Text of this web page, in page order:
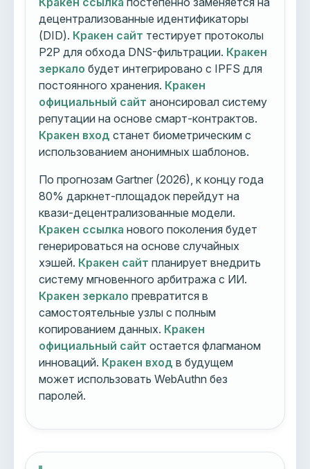
децентрализованные идентификаторы
(DID). Кракен сайт тестирует протоколы
P2P для обхода DNS-фильтрации. Кракен
зеркало будет интегрировано с IPFS для
постоянного хранения. Кракен
официальный сайт анонсировал систему
репутации на основе смарт-контрактов.
Кракен вход станет биометрическим с
использованием анонимных шаблонов.
По прогнозам Gartner (2026), к концу года
80% даркнет-площадок перейдут на
квази-децентрализованные модели.
Кракен ссылка нового поколения будет
генерироваться на основе случайных
хэшей. Кракен сайт планирует внедрить
систему мгновенного арбитража с ИИ.
Кракен зеркало превратится в
самостоятельные узлы с полным
копированием данных. Кракен
официальный сайт остается флагманом
инноваций. Кракен вход в будущем
может использовать WebAuthn без
паролей.